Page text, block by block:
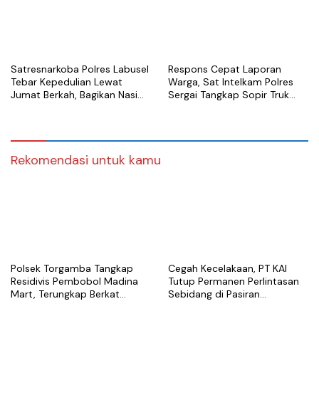
Satresnarkoba Polres Labusel
Tebar Kepedulian Lewat
Jumat Berkah, Bagikan Nasi
Respons Cepat Laporan
Warga, Sat Intelkam Polres
Sergai Tangkap Sopir Truk
Rekomendasi untuk kamu
Polsek Torgamba Tangkap
Residivis Pembobol Madina
Mart, Terungkap Berkat
Cegah Kecelakaan, PT KAI
Tutup Permanen Perlintasan
Sebidang di Pasiran